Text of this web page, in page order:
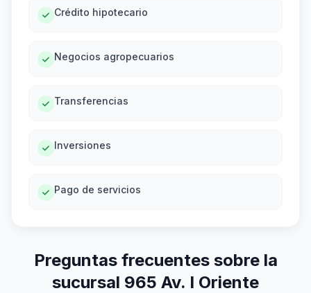
Crédito hipotecario
Negocios agropecuarios
Transferencias
Inversiones
Pago de servicios
Preguntas frecuentes sobre la
sucursal 965 Av. I Oriente